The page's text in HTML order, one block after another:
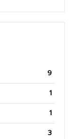
9
1
1
3